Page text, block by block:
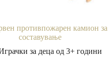
противпожарен камион за
составување
за деца од 3+ години